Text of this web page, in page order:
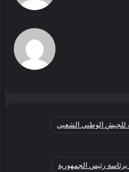
للجيش الوطني الشعبي
رئيس الجمهورية